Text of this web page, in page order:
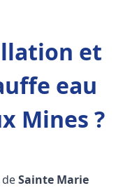
et
eau
Mines ?
deSainte Marie